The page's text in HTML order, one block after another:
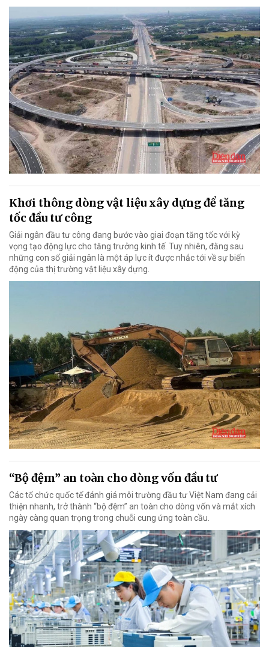
Khơi thông dòng vật liệu xây dựng để tăng
tốc đầu tư công
Giải ngân đầu tư công đang bước vào giai đoạn tăng tốc với kỳ
vọng tạo động lực cho tăng trưởng kinh tế. Tuy nhiên, đằng sau
những con số giải ngân là một áp lực ít được nhắc tới về sự biến
động của thị trường vật liệu xây dựng.
“Bộ đệm” an toàn cho dòng vốn đầu tư
Các tổ chức quốc tế đánh giá môi trường đầu tư Việt Nam đang cải
thiện nhanh, trở thành “bộ đệm” an toàn cho dòng vốn và mắt xích
ngày càng quan trọng trong chuỗi cung ứng toàn cầu.